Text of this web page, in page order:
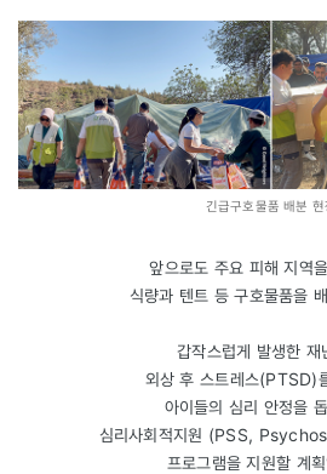
긴급구호물품 배분 현
앞으로도 주요 피해 지역
식량과 텐트 등 구호물품을
갑작스럽게 발생한 재
외상 후 스트레스(PTSD)
아이들의 심리 안정을
심리사회적지원 (PSS,
프로그램을 지원할 계